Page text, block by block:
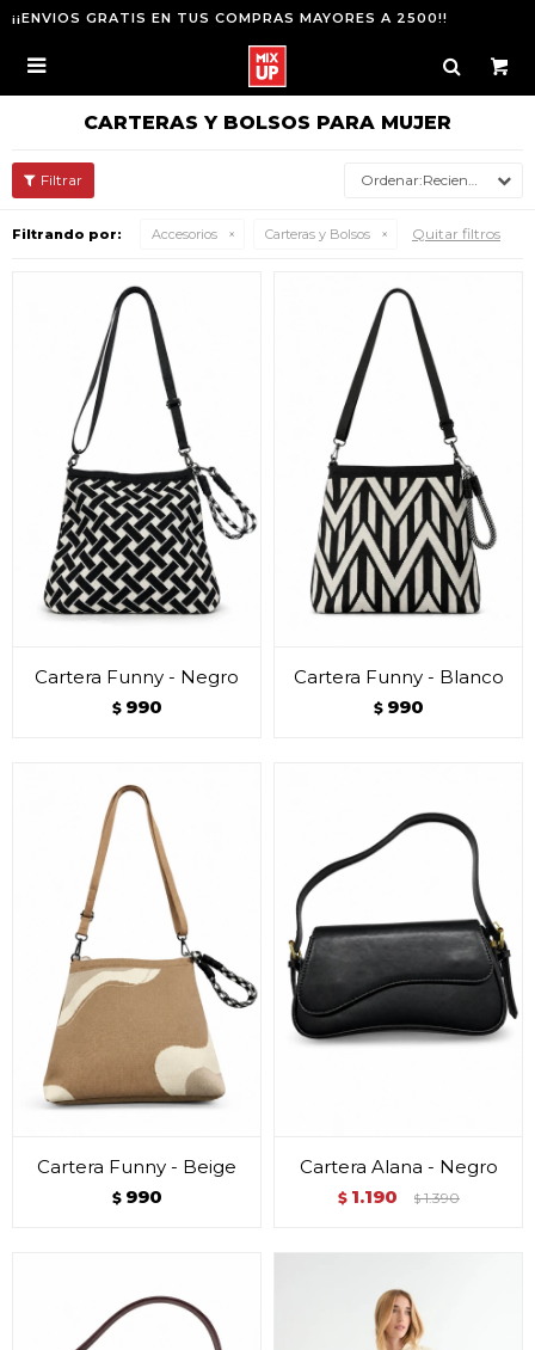
¡¡ENVIOS GRATIS EN TUS COMPRAS MAYORES A 2500!!

CARTERAS Y BOLSOS PARA MUJER
Recientes
Filtrando por: Accesorios Carteras y Bolsos Quitar filtros
Cartera Funny - Negro
$ 990
Cartera Funny - Blanco
$ 990
Cartera Funny - Beige
$ 990
Cartera Alana - Negro
$ 1.190 $ 1.390